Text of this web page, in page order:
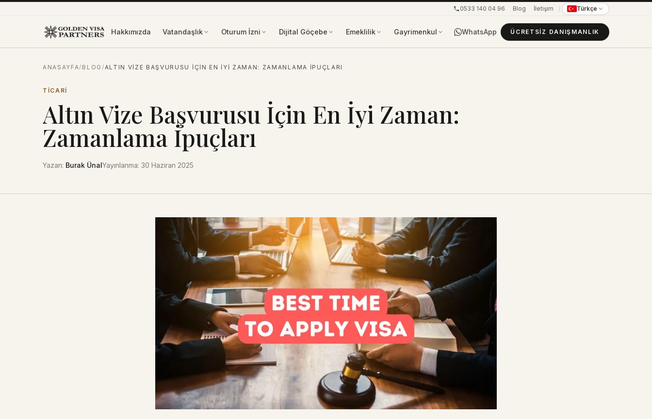
0533 140 04 96 Blog İletişim Türkçe
Hakkımızda Vatandaşlık Oturum İzni Dijital Göçebe Emeklilik Gayrimenkul WhatsApp ÜCRETSIZ DANIŞMANLIK
ANASAYFA/ BLOG /ALTIN VIZE BAŞVURUSU İÇIN EN İYI ZAMAN: ZAMANLAMA İPUÇLARI
TICARI
Altın Vize Başvurusu İçin En İyi Zaman:
Zamanlama İpuçları
Yazan: Burak ÜnalYayınlanma: 30 Haziran 2025